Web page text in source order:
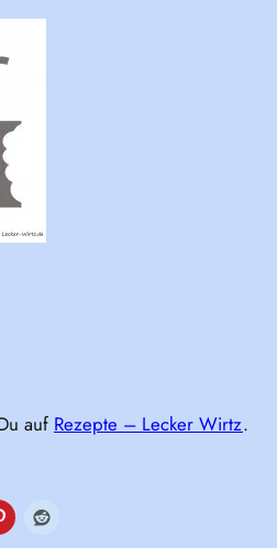
auf Rezepte – Lecker Wirtz.